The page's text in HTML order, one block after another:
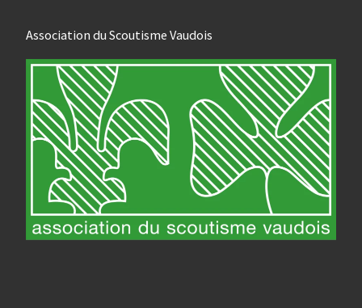
Association du Scoutisme Vaudois